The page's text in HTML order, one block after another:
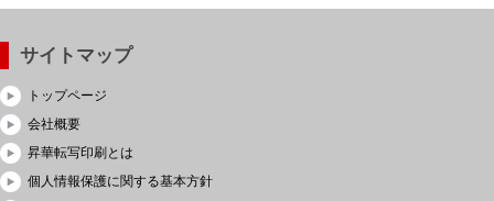
サイトマップ
トップページ
会社概要
昇華転写印刷とは
個人情報保護に関する基本方針